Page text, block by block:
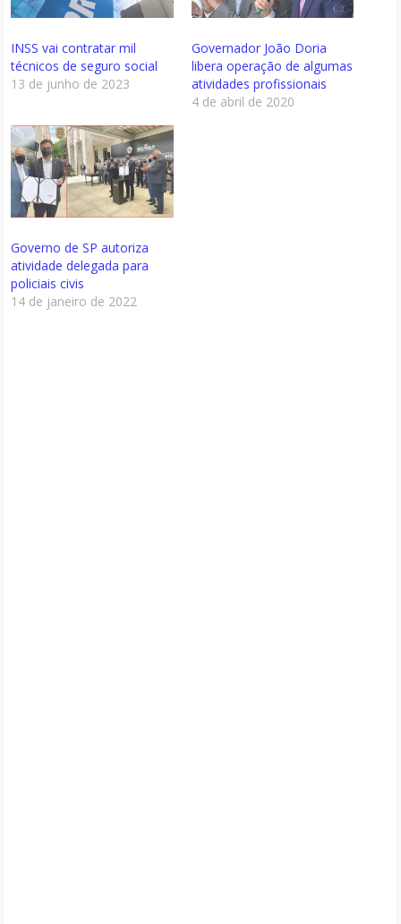
INSS vai contratar mil
técnicos de seguro social
13 de junho de 2023
Governador João Doria
libera operação de algumas
atividades profissionais
4 de abril de 2020
Governo de SP autoriza
atividade delegada para
policiais civis
14 de janeiro de 2022